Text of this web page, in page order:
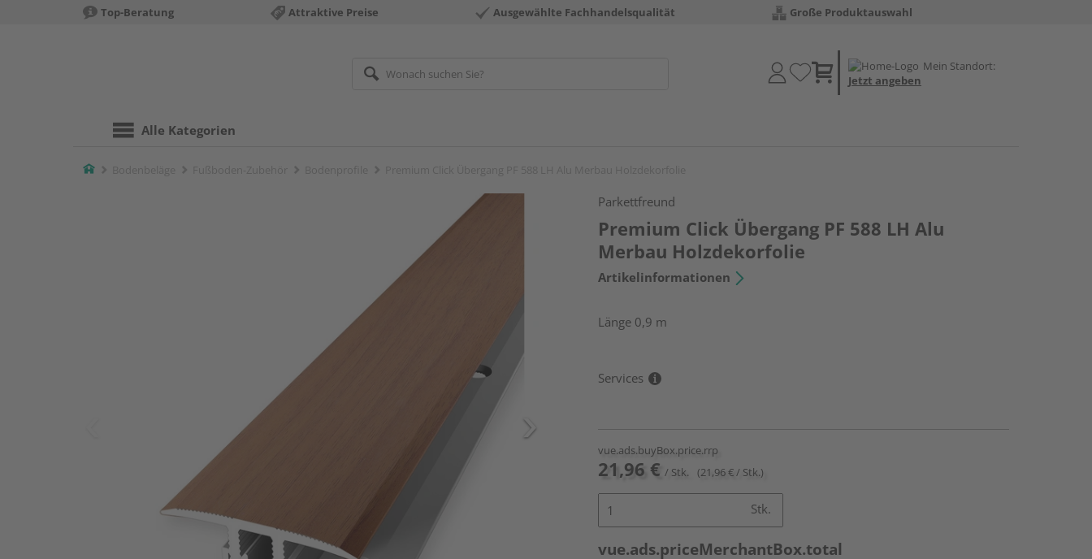
Top-Beratung Attraktive Preise Ausgewählte Fachhandelsqualität Große Produktauswahl
Mein Standort:
Jetzt angeben
Alle Kategorien
Home
Parkettfreund
Premium Click Übergang PF 588 LH Alu
Merbau Holzdekorfolie
Artikelinformationen
Länge 0,9 m
Services
vue.ads.buyBox.price.rrp
21,96 € / Stk. (21,96 € / Stk.)
Stk.
vue.ads.priceMerchantBox.total